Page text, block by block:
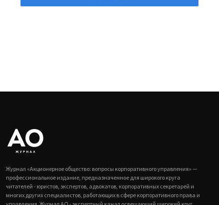
Журнал «Акционерное общество: вопросы корпоративного управления» —
профессиональное издание, предназначенное для широкого круга
читателей - юристов, экспертов, адвокатов, корпоративных секретарей и
многих других специалистов, работающих в сфере корпоративного права и